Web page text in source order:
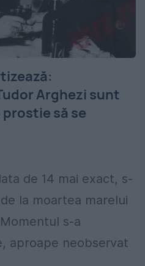
Arghezi sunt
să se
de 14 mai exact, s-
la moartea marelui
s-a
aproape neobservat